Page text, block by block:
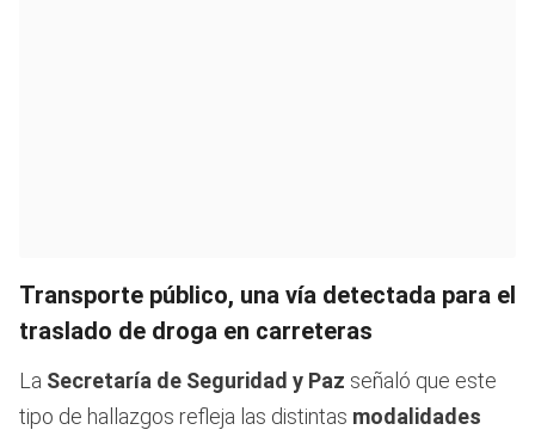
Transporte público, una vía detectada para el
traslado de droga en carreteras
La Secretaría de Seguridad y Paz señaló que este
tipo de hallazgos refleja las distintas modalidades